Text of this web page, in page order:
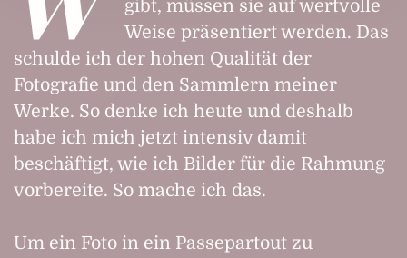
gibt, müssen sie auf wertvolle
Weise präsentiert werden. Das
schulde ich der hohen Qualität der
Fotografie und den Sammlern meiner
Werke. So denke ich heute und deshalb
habe ich mich jetzt intensiv damit
beschäftigt, wie ich Bilder für die Rahmung
vorbereite. So mache ich das.
Um ein Foto in ein Passepartout zu